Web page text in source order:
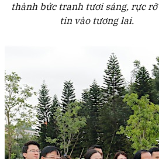
thành bức tranh tươi sáng, rực
tin vào tương lai.